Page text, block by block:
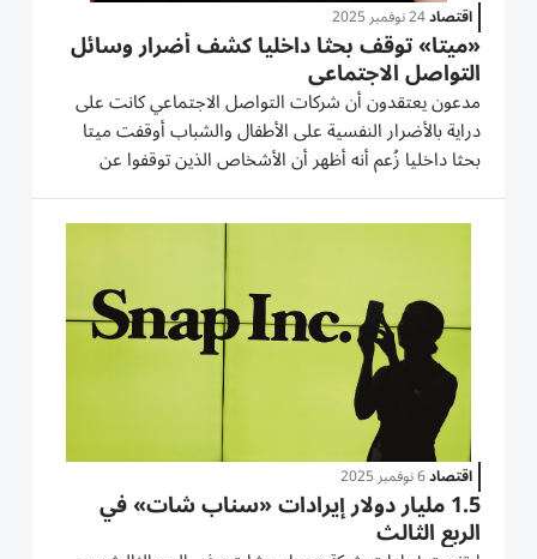
اقتصاد24 نوفمبر 2025
«ميتا» توقف بحثا داخليا كشف أضرار وسائل
التواصل الاجتماعي
مدعون يعتقدون أن شركات التواصل الاجتماعي كانت على
دراية بالأضرار النفسية على الأطفال والشباب أوقفت ميتا
بحثا داخليا زُعم أنه أظهر أن الأشخاص الذين توقفوا عن
استخدام فيسبوك أصبحوا أقل اكتئابا وقلقا، وفقًا لملف
قانوني صدر يوم الجمعة. وزُعم أن عملاق التواصل الاجتماعي
اقتصاد6 نوفمبر 2025
1.5 مليار دولار إيرادات «سناب شات» في
الربع الثالث